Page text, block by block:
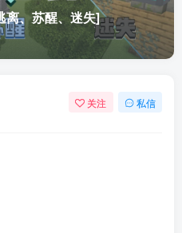
离、苏醒、迷失]
关注 私信